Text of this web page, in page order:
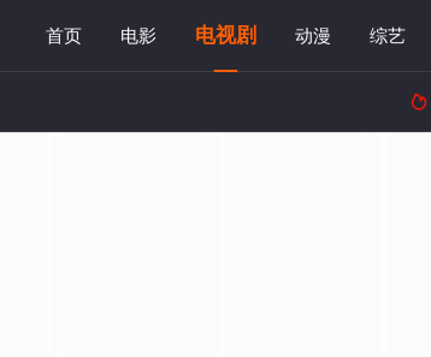
首页 电影 电视剧 动漫 综艺
